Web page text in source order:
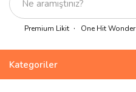
Premium Likit One Hit Wonder
Kategoriler